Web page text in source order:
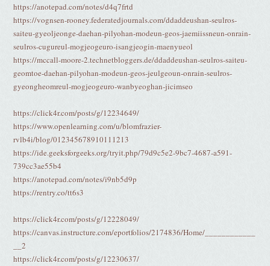
https://anotepad.com/notes/d4q7frtd
https://vognsen-rooney.federatedjournals.com/ddaddeushan-seulros-
saiteu-gyeoljeonge-daehan-pilyohan-modeun-geos-jaemiissneun-onrain-
seulros-cugureul-mogjeogeuro-isangjeogin-maenyueol
https://mccall-moore-2.technetbloggers.de/ddaddeushan-seulros-saiteu-
geomtoe-daehan-pilyohan-modeun-geos-jeulgeoun-onrain-seulros-
gyeongheomreul-mogjeogeuro-wanbyeoghan-jicimseo
https://click4r.com/posts/g/12234649/
https://www.openlearning.com/u/blomfrazier-
rvlb4i/blog/012345678910111213
https://ide.geeksforgeeks.org/tryit.php/79d9c5e2-9bc7-4687-a591-
739cc3ae55b4
https://anotepad.com/notes/i9nb5d9p
https://rentry.co/tt6s3
https://click4r.com/posts/g/12228049/
https://canvas.instructure.com/eportfolios/2174836/Home/____________
__2
https://click4r.com/posts/g/12230637/